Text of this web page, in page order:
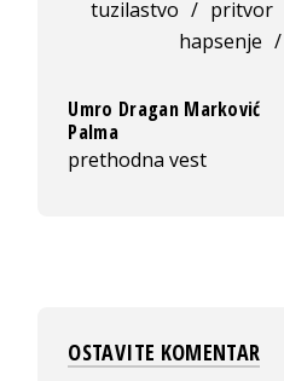
tuzilastvo / pritvor
hapsenje /
Umro Dragan Marković
Palma
prethodna vest
OSTAVITE KOMENTAR